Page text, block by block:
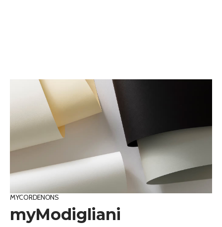
MYCORDENONS
myModigliani